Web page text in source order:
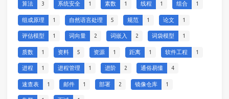
算法 3 系统安全 1 素数 1 线程 1 组合 1
组成原理 1 自然语言处理 5 规范 1 论文 1
评估模型 1 词向量 2 词嵌入 2 词袋模型 1
质数 1 资料 5 资源 1 距离 1 软件工程 1
进程 1 进程管理 1 进阶 2 通俗易懂 4
速查表 1 邮件 1 部署 2 镜像仓库 1